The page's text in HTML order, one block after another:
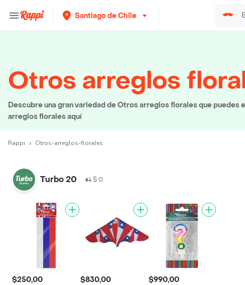
Santiago de Chile
Otros arreglos
Descubre una gran variedad de Otros arreglos florales que
arreglos florales aquí
Rappi Otros-arreglos-florales
Turbo 20 $ 0
$250,00 $830,00 $990,00